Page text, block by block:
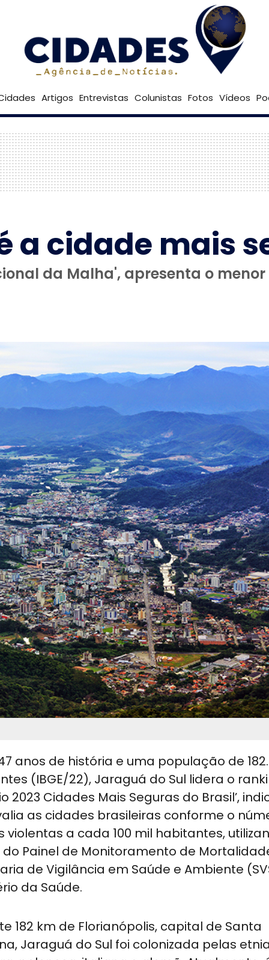
Goiânia 26º Brasília
Artigos Entrevistas Colunistas Fotos Vídeos
a cidade mais
da Malha', apresenta o
anos de história e uma população de
(IBGE/22), Jaraguá do Sul lidera o
2023 Cidades Mais Seguras do Brasil’,
as cidades brasileiras conforme o
violentas a cada 100 mil habitantes,
Painel de Monitoramento de
de Vigilância em Saúde e Ambiente
da Saúde.
182 km de Florianópolis, capital de Santa
Jaraguá do Sul foi colonizada pelas